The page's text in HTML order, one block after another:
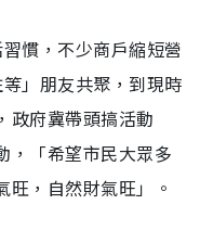
慣，不少商戶縮短營
」朋友共聚，到現時
政府冀帶頭搞活動
，「希望市民大眾多
旺，自然財氣旺」。